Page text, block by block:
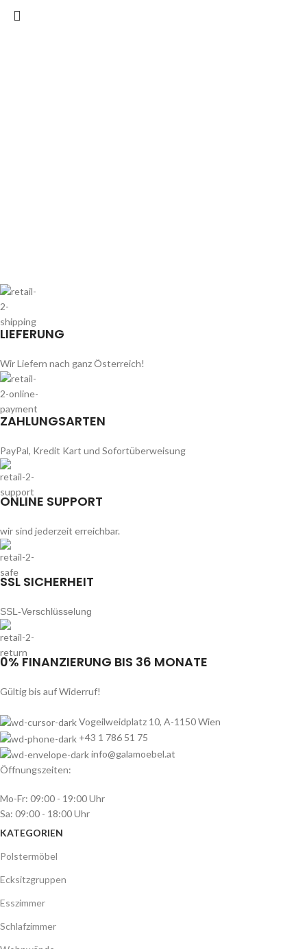
LIEFERUNG
Wir Liefern nach ganz Österreich!
ZAHLUNGSARTEN
PayPal, Kredit Kart und Sofortüberweisung
ONLINE SUPPORT
wir sind jederzeit erreichbar.
SSL SICHERHEIT
SSL-Verschlüsselung
0% FINANZIERUNG BIS 36 MONATE
Gültig bis auf Widerruf!
Vogeilweidplatz 10, A-1150 Wien
+43 1 786 51 75
info@galamoebel.at
Öffnungszeiten:
Mo-Fr: 09:00 - 19:00 Uhr
Sa: 09:00 - 18:00 Uhr
KATEGORIEN
Polstermöbel
Ecksitzgruppen
Esszimmer
Schlafzimmer